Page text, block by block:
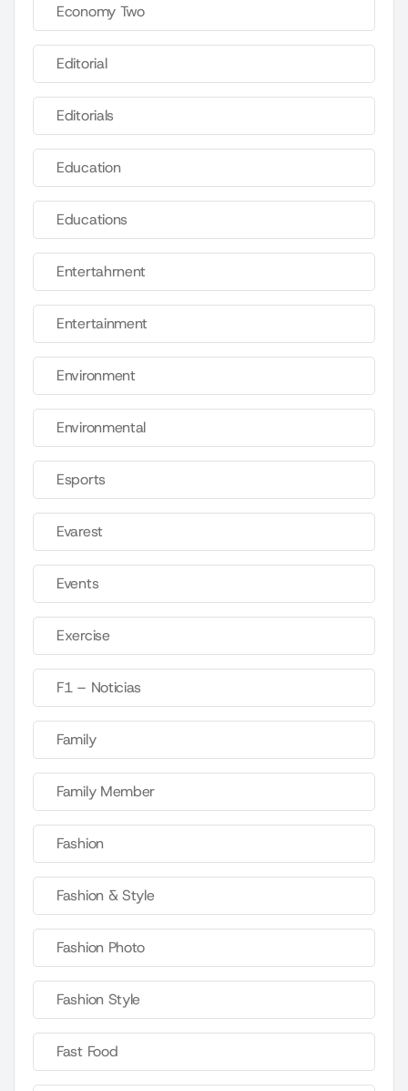
Economy Two
Editorial
Editorials
Education
Educations
Entertahrnent
Entertainment
Environment
Environmental
Esports
Evarest
Events
Exercise
F1 – Noticias
Family
Family Member
Fashion
Fashion & Style
Fashion Photo
Fashion Style
Fast Food